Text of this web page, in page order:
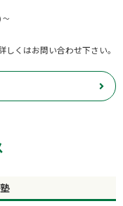
〜
くはお問い合わせ下さい。